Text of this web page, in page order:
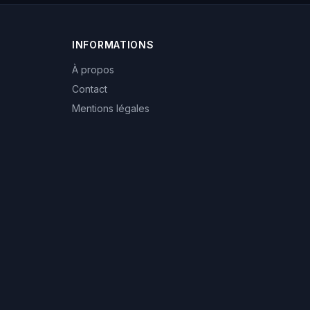
INFORMATIONS
À propos
Contact
Mentions légales